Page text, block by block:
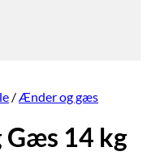
/Ænder og gæs
14 kg